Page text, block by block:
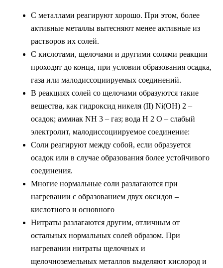
С металлами реагируют хорошо. При этом, более
активные металлы вытесняют менее активные из
растворов их солей.
С кислотами, щелочами и другими солями реакции
проходят до конца, при условии образования осадка,
газа или малодиссоциируемых соединений.
В реакциях солей со щелочами образуются такие
вещества, как гидроксид никеля (II) Ni(OH) 2 –
осадок; аммиак NH 3 – газ; вода H 2 О – слабый
электролит, малодиссоциируемое соединение:
Соли реагируют между собой, если образуется
осадок или в случае образования более устойчивого
соединения.
Многие нормальные соли разлагаются при
нагревании с образованием двух оксидов –
кислотного и основного
Нитраты разлагаются другим, отличным от
остальных нормальных солей образом. При
нагревании нитраты щелочных и
щелочноземельных металлов выделяют кислород и